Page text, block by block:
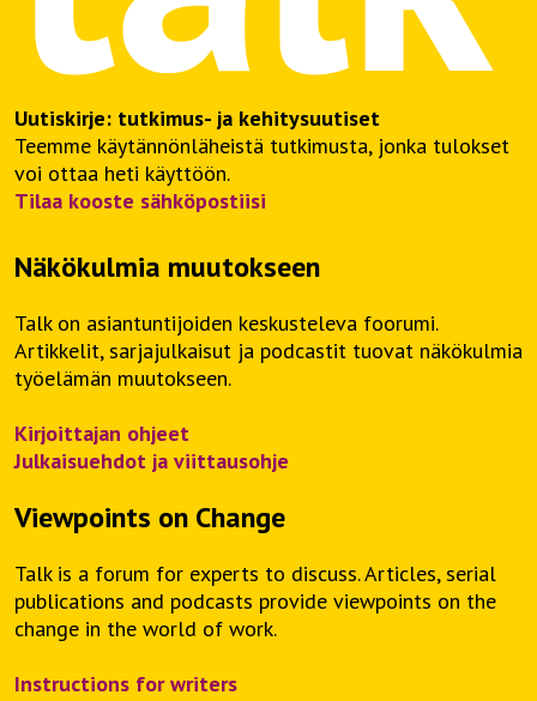
Uutiskirje: tutkimus- ja kehitysuutiset
Teemme käytännönläheistä tutkimusta, jonka tulokset
voi ottaa heti käyttöön.
Tilaa kooste sähköpostiisi
Näkökulmia muutokseen
Talk on asiantuntijoiden keskusteleva foorumi.
Artikkelit, sarjajulkaisut ja podcastit tuovat näkökulmia
työelämän muutokseen.
Kirjoittajan ohjeet
Julkaisuehdot ja viittausohje
Viewpoints on Change
Talk is a forum for experts to discuss. Articles, serial
publications and podcasts provide viewpoints on the
change in the world of work.
Instructions for writers